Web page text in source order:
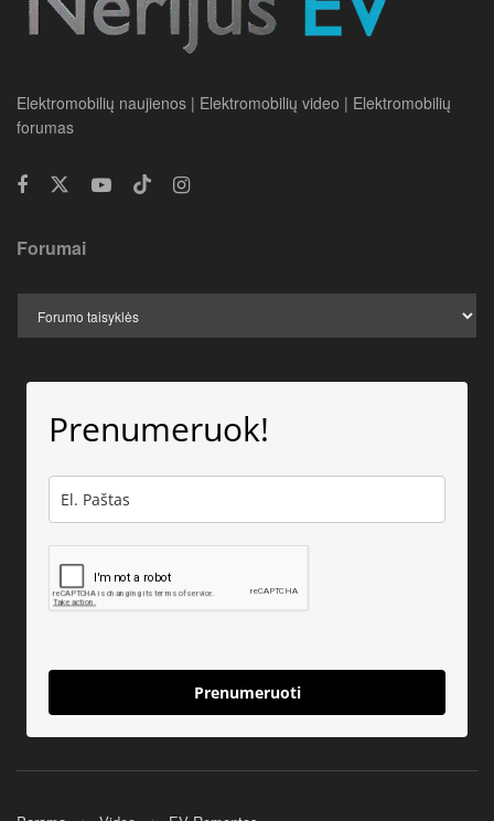
Elektromobilių naujienos | Elektromobilių video | Elektromobilių
forumas
Forumai
Prenumeruok!
Prenumeruoti